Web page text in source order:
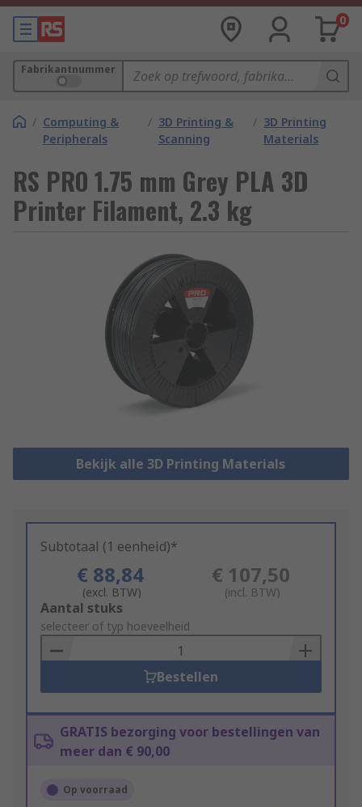
0
Fabrikantnummer
/ Computing &
Peripherals
/ 3D Printing &
Scanning
/ 3D Printing
Materials
RS PRO 1.75 mm Grey PLA 3D
Printer Filament, 2.3 kg
Bekijk alle 3D Printing Materials
Subtotaal (1 eenheid)*
€ 88,84
(excl. BTW)
€ 107,50
(incl. BTW)
Add
to
Basket
Aantal stuks
selecteer of typ hoeveelheid
Bestellen
GRATIS bezorging voor bestellingen van
meer dan € 90,00
Op voorraad